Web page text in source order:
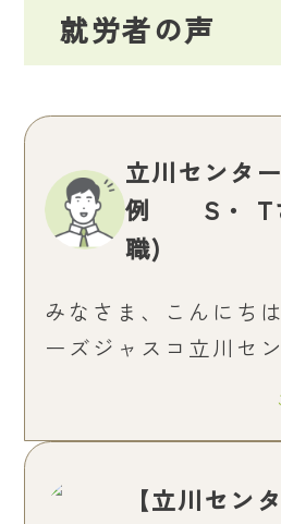
就労者の声
立川センタ
例 S・ T
職)
みなさま、こんにち
ーズジャスコ立川セ
【立川セン